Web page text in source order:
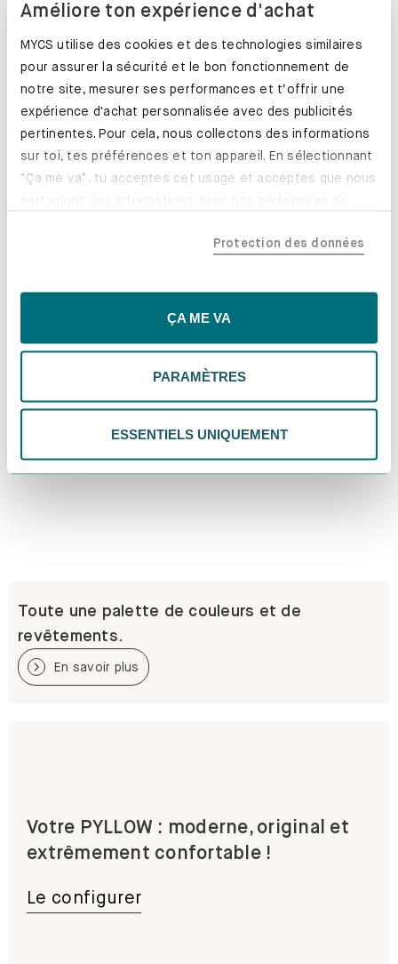
Améliore ton expérience d'achat
MYCS utilise des cookies et des technologies similaires
pour assurer la sécurité et le bon fonctionnement de
notre site, mesurer ses performances et t’offrir une
expérience d'achat personnalisée avec des publicités
pertinentes. Pour cela, nous collectons des informations
sur toi, tes préférences et ton appareil. En sélectionnant
"Ça me va", tu acceptes cet usage et acceptes que nous
tes données pourraient être traitées en dehors de l'UE,
essentiels, ce qui pourrait limiter les contenus
tes préférences. Tu peux modifier tes choix à tout
moment. Pour plus d'informations, consulte notre
politique de confidentialité.
Protection des données
ÇA ME VA
PARAMÈTRES
ESSENTIELS UNIQUEMENT
Transformez votre PYLLOW en lit !
Toute une palette de couleurs et de
revêtements.
En savoir plus
Votre PYLLOW : moderne, original et
extrêmement confortable !
Le configurer